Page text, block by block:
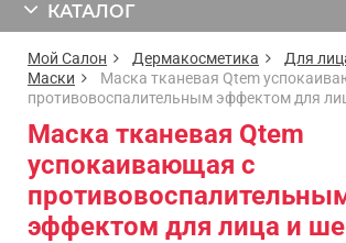
КАТАЛОГ
Мой Салон Дермакосметика Для
Маски
Маска тканевая Qtem
противовоспалительным эффектом для
Маска тканевая Qtem
успокаивающая с
эффектом для лица и